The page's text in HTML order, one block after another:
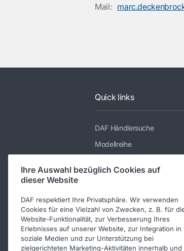
Mail:
Quick links
DAF Händlersuche
Modellreihe
Presse und Downloads
Über DAF
Kontakt DAF Trucks
Impressum
Ihre Auswahl bezüglich Cookies auf
dieser Website
DAF respektiert Ihre Privatsphäre. Wir verwenden
Cookies für eine Vielzahl von Zwecken, z. B. für
Website-Funktionalität, zur Verbesserung Ihres
Erlebnisses auf unserer Website, zur Integration in
soziale Medien und zur Unterstützung bei
zielgerichteten Marketing-Aktivitäten innerhalb und